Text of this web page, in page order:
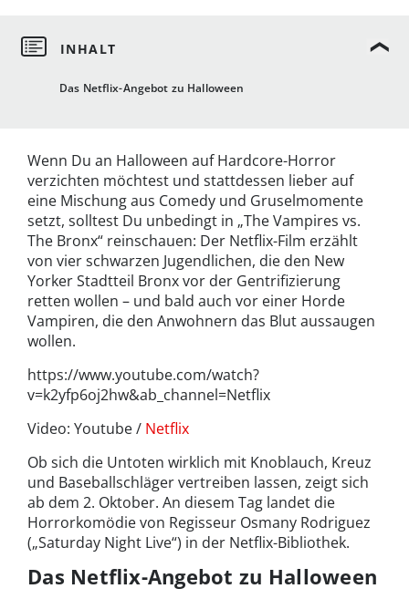
Das Netflix-Angebot zu Halloween
Wenn Du an Halloween auf Hardcore-Horror
verzichten möchtest und stattdessen lieber auf
eine Mischung aus Comedy und Gruselmomente
setzt, solltest Du unbedingt in „The Vampires vs.
The Bronx“ reinschauen: Der Netflix-Film erzählt
von vier schwarzen Jugendlichen, die den New
Yorker Stadtteil Bronx vor der Gentrifizierung
retten wollen – und bald auch vor einer Horde
Vampiren, die den Anwohnern das Blut aussaugen
wollen.
https://www.youtube.com/watch?
v=k2yfp6oj2hw&ab_channel=Netflix
Video: Youtube / Netflix
Ob sich die Untoten wirklich mit Knoblauch, Kreuz
und Baseballschläger vertreiben lassen, zeigt sich
ab dem 2. Oktober. An diesem Tag landet die
Horrorkomödie von Regisseur Osmany Rodriguez
(„Saturday Night Live“) in der Netflix-Bibliothek.
Das Netflix-Angebot zu Halloween